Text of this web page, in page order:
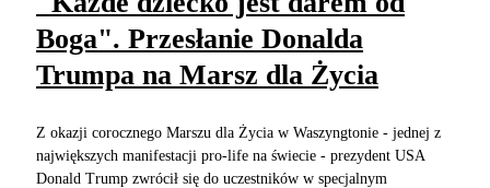
Boga". Przesłanie Donalda
Trumpa na Marsz dla Życia
Z okazji corocznego Marszu dla Życia w Waszyngtonie - jednej z
największych manifestacji pro-life na świecie - prezydent USA
Donald Trump zwrócił się do uczestników w specjalnym